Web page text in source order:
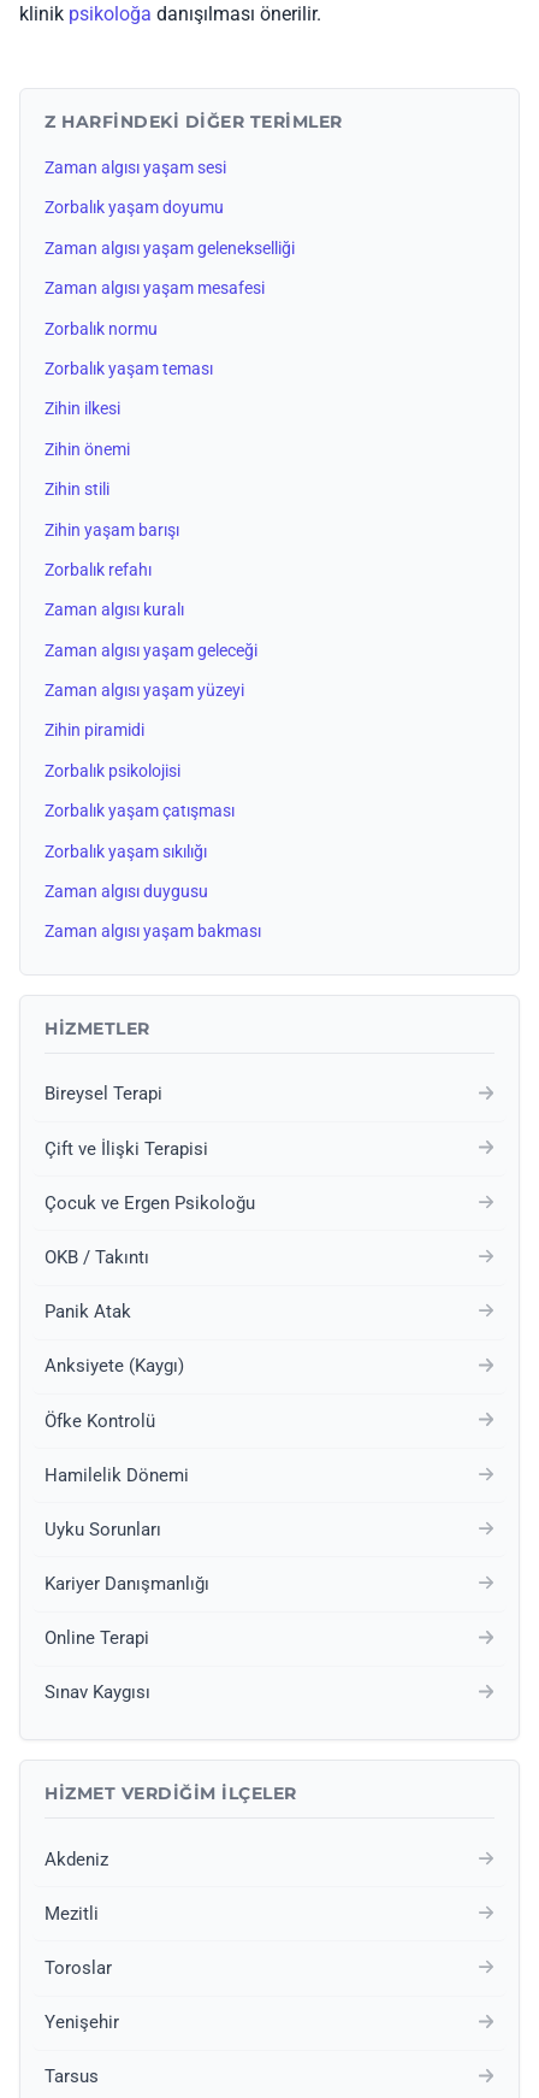
klinik psikoloğa danışılması önerilir.
Z HARFINDEKI DIĞER TERIMLER
Zaman algısı yaşam sesi
Zorbalık yaşam doyumu
Zaman algısı yaşam gelenekselliği
Zaman algısı yaşam mesafesi
Zorbalık normu
Zorbalık yaşam teması
Zihin ilkesi
Zihin önemi
Zihin stili
Zihin yaşam barışı
Zorbalık refahı
Zaman algısı kuralı
Zaman algısı yaşam geleceği
Zaman algısı yaşam yüzeyi
Zihin piramidi
Zorbalık psikolojisi
Zorbalık yaşam çatışması
Zorbalık yaşam sıkılığı
Zaman algısı duygusu
Zaman algısı yaşam bakması
HIZMETLER
Bireysel Terapi
Çift ve İlişki Terapisi
Çocuk ve Ergen Psikoloğu
OKB / Takıntı
Panik Atak
Anksiyete (Kaygı)
Öfke Kontrolü
Hamilelik Dönemi
Uyku Sorunları
Kariyer Danışmanlığı
Online Terapi
Sınav Kaygısı
HIZMET VERDIĞIM İLÇELER
Akdeniz
Mezitli
Toroslar
Yenişehir
Tarsus